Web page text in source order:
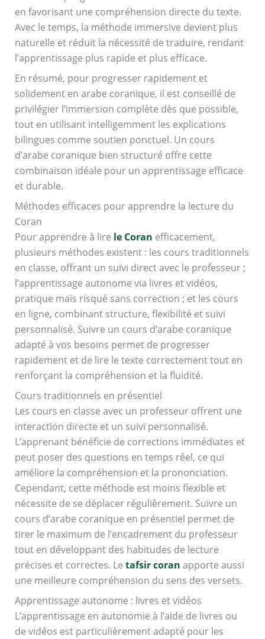
en favorisant une compréhension directe du texte.
Avec le temps, la méthode immersive devient plus
naturelle et réduit la nécessité de traduire, rendant
l’apprentissage plus rapide et plus efficace.
En résumé, pour progresser rapidement et
solidement en arabe coranique, il est conseillé de
privilégier l’immersion complète dès que possible,
tout en utilisant intelligemment les explications
bilingues comme soutien ponctuel. Un cours
d’arabe coranique bien structuré offre cette
combinaison idéale pour un apprentissage efficace
et durable.
Méthodes efficaces pour apprendre la lecture du
Coran
Pour apprendre à lire le Coran efficacement,
plusieurs méthodes existent : les cours traditionnels
en classe, offrant un suivi direct avec le professeur ;
l’apprentissage autonome via livres et vidéos,
pratique mais risqué sans correction ; et les cours
en ligne, combinant structure, flexibilité et suivi
personnalisé. Suivre un cours d’arabe coranique
adapté à vos besoins permet de progresser
rapidement et de lire le texte correctement tout en
renforçant la compréhension et la fluidité.
Cours traditionnels en présentiel
Les cours en classe avec un professeur offrent une
interaction directe et un suivi personnalisé.
L’apprenant bénéficie de corrections immédiates et
peut poser des questions en temps réel, ce qui
améliore la compréhension et la prononciation.
Cependant, cette méthode est moins flexible et
nécessite de se déplacer régulièrement. Suivre un
cours d’arabe coranique en présentiel permet de
tirer le maximum de l’encadrement du professeur
tout en développant des habitudes de lecture
précises et correctes. Le tafsir coran apporte aussi
une meilleure compréhension du sens des versets.
Apprentissage autonome : livres et vidéos
L’apprentissage en autonomie à l’aide de livres ou
de vidéos est particulièrement adapté pour les